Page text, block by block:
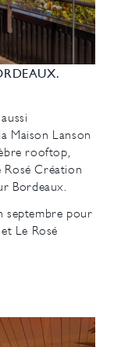
Maison Lanson
rooftop,
Rosé Création
Bordeaux.
septembre pour
Le Rosé